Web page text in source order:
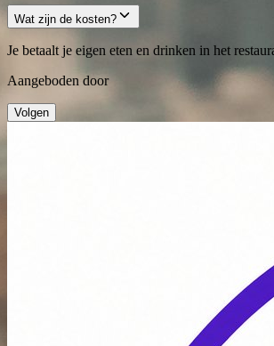
Wat zijn de kosten?
Je betaalt je eigen eten en drinken in het
Aangeboden door
Volgen